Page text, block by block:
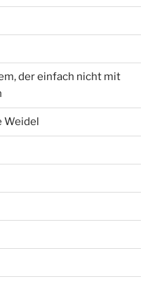
der einfach nicht mit
Weidel